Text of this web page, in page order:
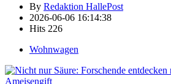
By Redaktion HallePost
2026-06-06 16:14:38
Hits 226
Wohnwagen